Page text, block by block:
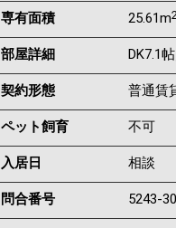
専有面積 25.61m2
部屋詳細 DK7.1
契約形態 普通賃
ペット飼育 不可
入居日 相談
問合番号 5243-